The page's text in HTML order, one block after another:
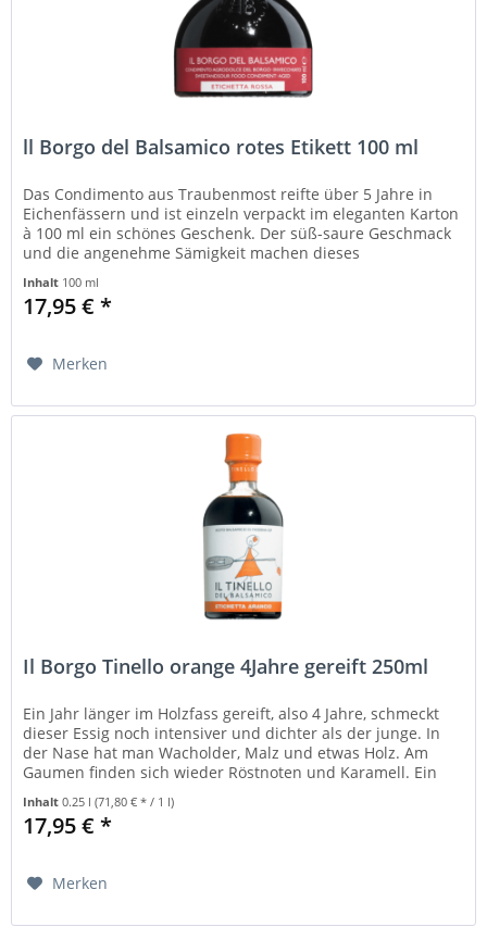
ll Borgo del Balsamico rotes Etikett 100 ml
Das Condimento aus Traubenmost reifte über 5 Jahre in
Eichenfässern und ist einzeln verpackt im eleganten Karton
à 100 ml ein schönes Geschenk. Der süß-saure Geschmack
und die angenehme Sämigkeit machen dieses
Inhalt 100 ml
17,95 € *
Merken
Il Borgo Tinello orange 4Jahre gereift 250ml
Ein Jahr länger im Holzfass gereift, also 4 Jahre, schmeckt
dieser Essig noch intensiver und dichter als der junge. In
der Nase hat man Wacholder, Malz und etwas Holz. Am
Gaumen finden sich wieder Röstnoten und Karamell. Ein
Inhalt0.25 l(71,80 € * / 1 l)
17,95 € *
Merken